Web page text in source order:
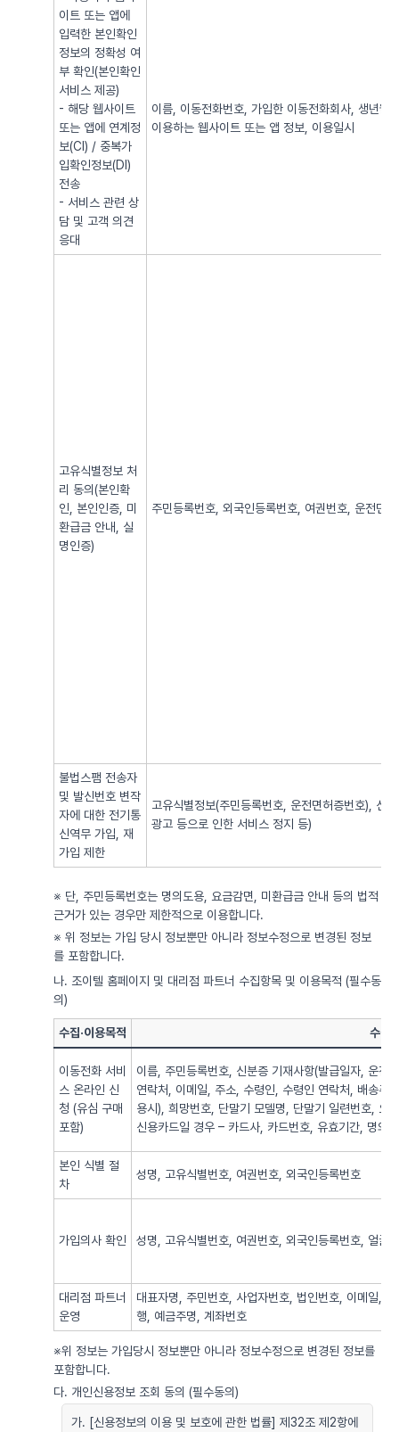
이트 또는 앱에
입력한 본인확인
정보의 정확성 여
부 확인(본인확인
서비스 제공)
- 해당 웹사이트
또는 앱에 연계정
보(CI) / 중복가
입확인정보(DI)
전송
- 서비스 관련 상
담 및 고객 의견
응대
이름, 이동전화번호, 가입한 이동전화회사, 생년
이용하는 웹사이트 또는 앱 정보, 이용일시
고유식별정보 처
리 동의(본인확
인, 본인인증, 미
환급금 안내, 실
명인증)
주민등록번호, 외국인등록번호, 여권번호, 운전면
불법스팸 전송자
및 발신번호 변작
자에 대한 전기통
신역무 가입, 재
가입 제한
고유식별정보(주민등록번호, 운전면허증번호), 신
광고 등으로 인한 서비스 정지 등)
※ 단, 주민등록번호는 명의도용, 요금감면, 미환급금 안내 등의 법적
근거가 있는 경우만 제한적으로 이용합니다.
※ 위 정보는 가입 당시 정보뿐만 아니라 정보수정으로 변경된 정보
를 포함합니다.
나. 조이텔 홈페이지 및 대리점 파트너 수집항목 및 이용목적 (필수동
의)
수집·이용목적 수집·
이동전화 서비
스 온라인 신
청 (유심 구매
포함)
이름, 주민등록번호, 신분증 기재사항(발급일자, 운전
연락처, 이메일, 주소, 수령인, 수령인 연락처, 배송주
용시), 희망번호, 단말기 모델명, 단말기 일련번호, 요
신용카드일 경우 – 카드사, 카드번호, 유효기간, 명의
본인 식별 절
차
성명, 고유식별번호, 여권번호, 외국인등록번호
가입의사 확인 성명, 고유식별번호, 여권번호, 외국인등록번호, 얼굴
대리점 파트너
운영
대표자명, 주민번호, 사업자번호, 법인번호, 이메일,
행, 예금주명, 계좌번호
※위 정보는 가입당시 정보뿐만 아니라 정보수정으로 변경된 정보를
포함합니다.
다. 개인신용정보 조회 동의 (필수동의)
가. [신용정보의 이용 및 보호에 관한 법률] 제32조 제2항에